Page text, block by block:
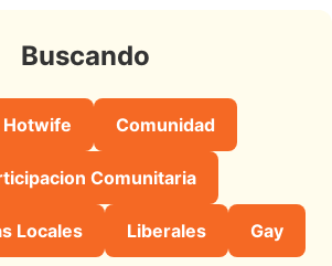
Buscando
Hotwife Comunidad
Comunitaria
Locales Liberales Gay